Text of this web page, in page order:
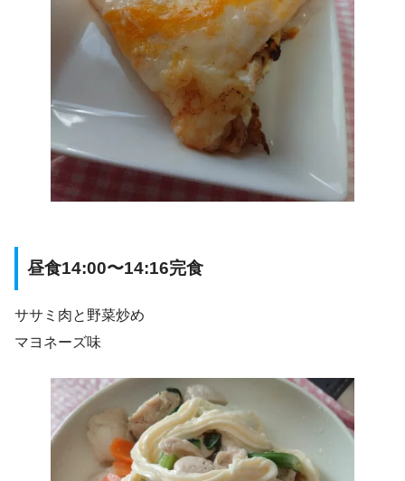
昼食14:00〜14:16完食
ササミ肉と野菜炒め
マヨネーズ味